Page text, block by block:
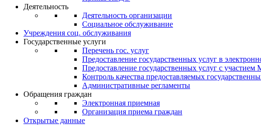
Деятельность
Деятельность организации
Социальное обслуживание
Учреждения соц. обслуживания
Государственные услуги
Перечень гос. услуг
Предоставление государственных услуг в
Предоставление государственных услуг с
Контроль качества предоставляемых
Административные регламенты
Обращения граждан
Электронная приемная
Организация приема граждан
Открытые данные